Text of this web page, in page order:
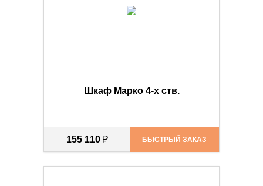
Шкаф Марко 4-х ств.
155 110 ₽ БЫСТРЫЙ ЗАКАЗ